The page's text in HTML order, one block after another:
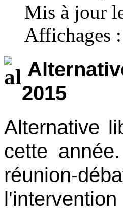
Mis à jour
Affichages
2015
Alternative
cette
réunion-